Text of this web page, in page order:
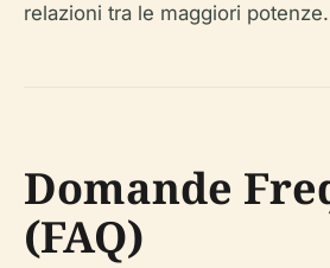
relazioni tra le maggiori
Domande
(FAQ)